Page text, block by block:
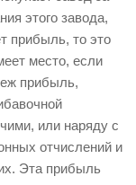
этого завода,
прибыль, то это
место, если
прибыль,
или наряду с
отчислений и
Эта прибыль